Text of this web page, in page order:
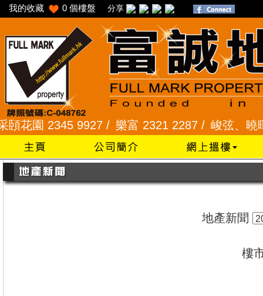
我的收藏 0 個樓盤 分享
2345 9927 /樂富 2321 2287 /峻弦、曉暉花
地產新聞
樓